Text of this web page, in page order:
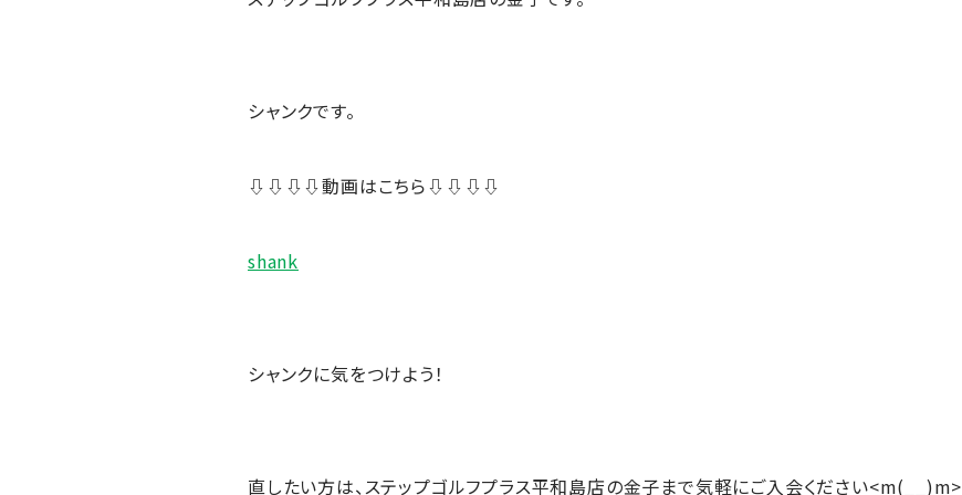
シャンクです。
⇩⇩⇩⇩動画はこちら⇩⇩⇩⇩
shank
シャンクに気をつけよう！
直したい方は、ステップゴルフプラス平和島店の金子まで気軽にご入会ください<m(__)m>